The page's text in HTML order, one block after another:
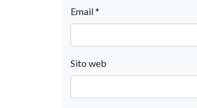
Email*
Sito web